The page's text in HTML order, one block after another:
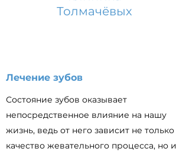
Толмачёвых
Лечение зубов
Состояние зубов оказывает
непосредственное влияние на нашу
жизнь, ведь от него зависит не только
качество жевательного процесса, но и